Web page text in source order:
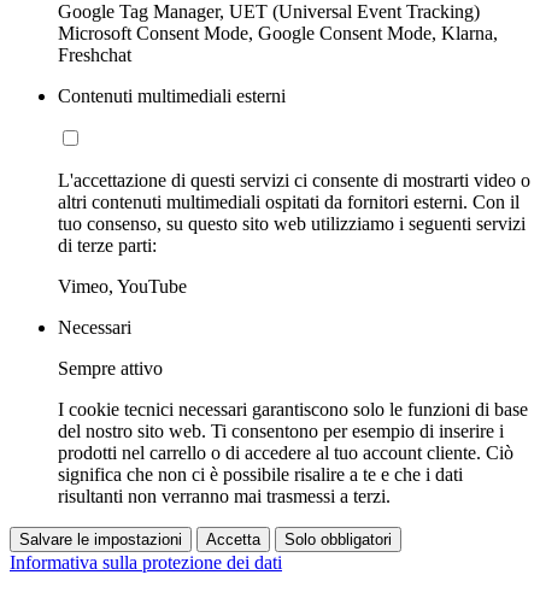
Google Tag Manager, UET (Universal Event Tracking)
Microsoft Consent Mode, Google Consent Mode, Klarna,
Freshchat
Contenuti multimediali esterni
L'accettazione di questi servizi ci consente di mostrarti video o
altri contenuti multimediali ospitati da fornitori esterni. Con il
tuo consenso, su questo sito web utilizziamo i seguenti servizi
di terze parti:
Vimeo, YouTube
Necessari
Sempre attivo
I cookie tecnici necessari garantiscono solo le funzioni di base
del nostro sito web. Ti consentono per esempio di inserire i
prodotti nel carrello o di accedere al tuo account cliente. Ciò
significa che non ci è possibile risalire a te e che i dati
risultanti non verranno mai trasmessi a terzi.
Salvare le impostazioni Accetta Solo obbligatori
Informativa sulla protezione dei dati